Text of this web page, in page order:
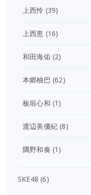
上西怜 (39)
上西恵 (16)
和田海佑(2)
本郷柚巴 (62)
板垣心和 (1)
渡辺美優紀 (8)
隅野和奏 (1)
SKE48 (6)